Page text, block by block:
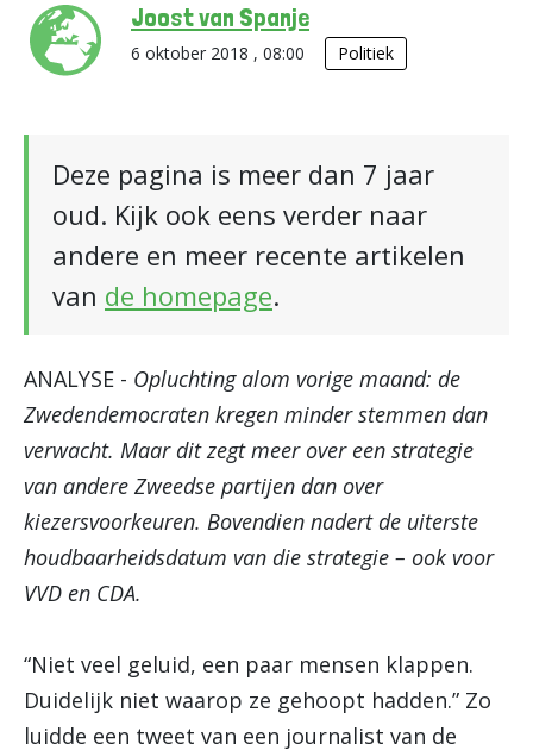
Joost van Spanje
6 oktober 2018 , 08:00 Politiek
Deze pagina is meer dan 7 jaar
oud. Kijk ook eens verder naar
andere en meer recente artikelen
van de homepage.
ANALYSE - Opluchting alom vorige maand: de
Zwedendemocraten kregen minder stemmen dan
verwacht. Maar dit zegt meer over een strategie
van andere Zweedse partijen dan over
kiezersvoorkeuren. Bovendien nadert de uiterste
houdbaarheidsdatum van die strategie – ook voor
VVD en CDA.
“Niet veel geluid, een paar mensen klappen.
Duidelijk niet waarop ze gehoopt hadden.” Zo
luidde een tweet van een journalist van de